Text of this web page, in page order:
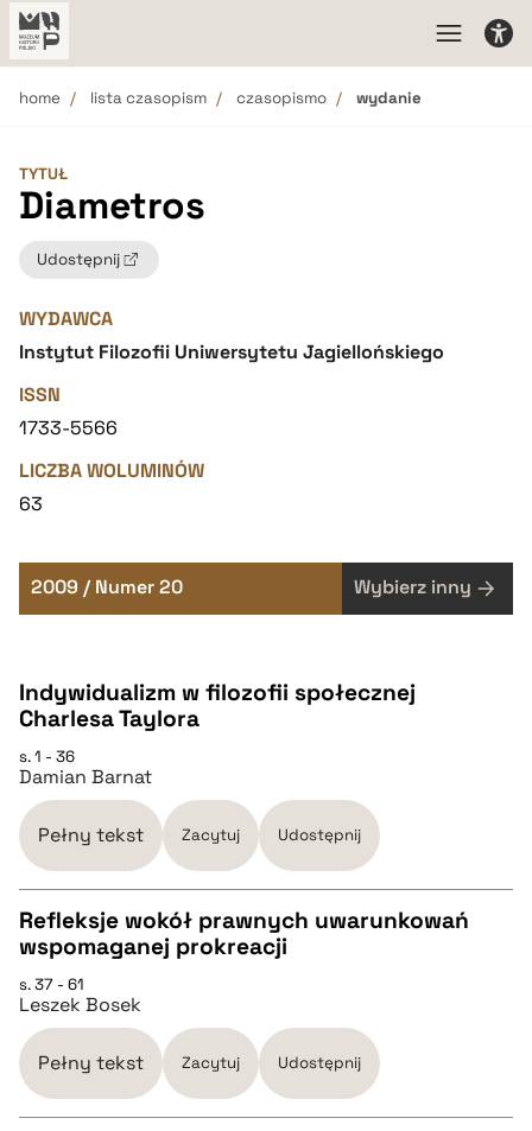
home lista czasopism czasopismo wydanie
TYTUŁ
Diametros
Udostępnij
WYDAWCA
Instytut Filozofii Uniwersytetu Jagiellońskiego
ISSN
1733-5566
LICZBA WOLUMINÓW
63
2009 / Numer 20 Wybierz inny
Indywidualizm w filozofii społecznej
Charlesa Taylora
s. 1 - 36
Damian Barnat
Pełny tekst Zacytuj Udostępnij
CZYSTY TEKST
pobierz cytat
BIBTEX
Refleksje wokół prawnych uwarunkowań
wspomaganej prokreacji
s. 37 - 61
Leszek Bosek
Pełny tekst Zacytuj Udostępnij